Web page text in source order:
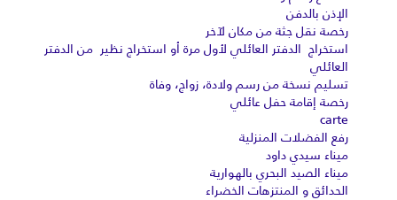
الإذن بالدفن
رخصة نقل جثة من مكان لآخر
استخراج الدفتر العائلي لأول مرة أو استخراج نظير من الدفتر
العائلي
تسليم نسخة من رسم ولادة، زواج، وفاة
رخصة إقامة حفل عائلي
carte
رفع الفضلات المنزلية
ميناء سيدي داود
ميناء الصيد البحري بالهوارية
الحدائق و المنتزهات الخضراء